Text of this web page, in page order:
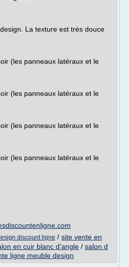
La texture est très douce
(les panneaux latéraux et le
(les panneaux latéraux et le
(les panneaux latéraux et le
(les panneaux latéraux et le
discount ligne / site vente en
en cuir blanc d'angle / salon d
ligne meuble design